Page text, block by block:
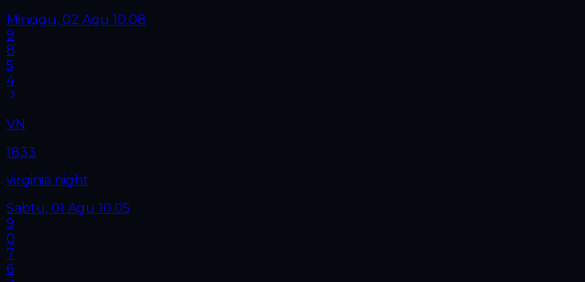
Minggu, 02 Agu 10.08
9
8
5
4
VN
1833
virginia night
Sabtu, 01 Agu 10.05
9
0
7
6